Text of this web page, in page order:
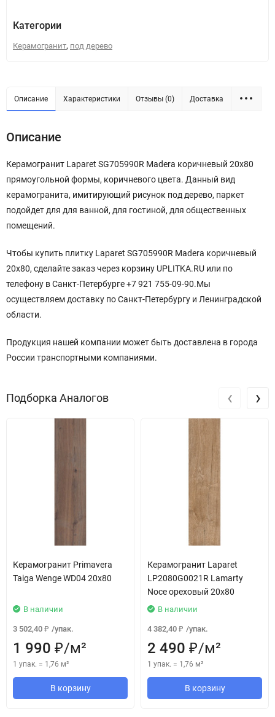
Категории
Керамогранит, под дерево
Описание Характеристики Отзывы (0) Доставка
Описание
Керамогранит Laparet SG705990R Madera коричневый 20x80
прямоугольной формы, коричневого цвета. Данный вид
керамогранита, имитирующий рисунок под дерево, паркет
подойдет для для ванной, для гостиной, для общественных
помещений.
Чтобы купить плитку Laparet SG705990R Madera коричневый
20x80, сделайте заказ через корзину UPLITKA.RU или по
телефону в Санкт-Петербурге +7 921 755-09-90.Мы
осуществляем доставку по Санкт-Петербургу и Ленинградской
области.
Продукция нашей компании может быть доставлена в города
России транспортными компаниями.
Подборка Аналогов
Керамогранит Primavera
Taiga Wenge WD04 20x80
В наличии
3 502,40 ₽ /упак.
1 990 ₽/м²
1 упак. = 1,76 м²
В корзину
Керамогранит Laparet
LP2080G0021R Lamarty
Noce ореховый 20х80
В наличии
4 382,40 ₽ /упак.
2 490 ₽/м²
1 упак. = 1,76 м²
В корзину
‹ ›